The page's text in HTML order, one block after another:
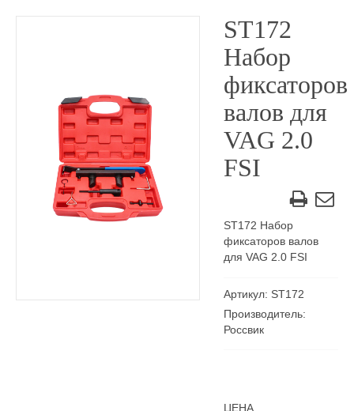
ST172
Набор
фиксаторов
валов для
VAG 2.0
FSI
ST172 Набор
фиксаторов валов
для VAG 2.0 FSI
Артикул: ST172
Производитель:
Россвик
ЦЕНА